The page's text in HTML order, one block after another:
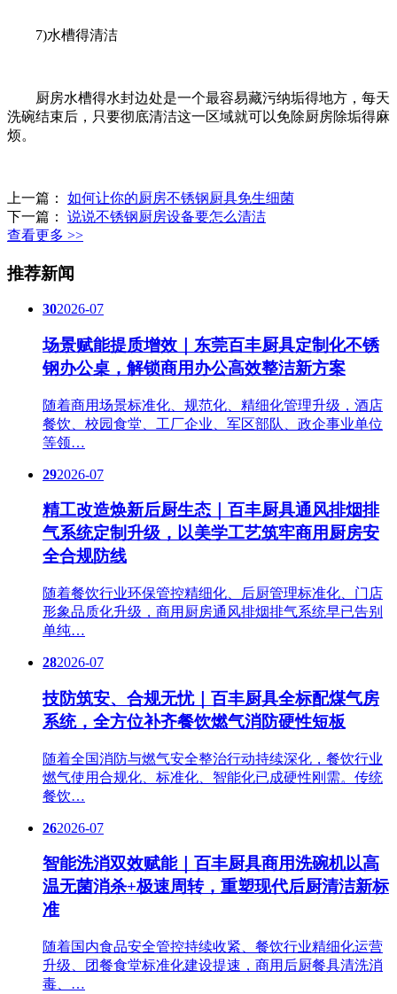
7)水槽得清洁
厨房水槽得水封边处是一个最容易藏污纳垢得地方，每天
洗碗结束后，只要彻底清洁这一区域就可以免除厨房除垢得麻
烦。
上一篇： 如何让你的厨房不锈钢厨具免生细菌
下一篇： 说说不锈钢厨房设备要怎么清洁
查看更多 >>
推荐新闻
302026-07
场景赋能提质增效｜东莞百丰厨具定制化不锈
钢办公桌，解锁商用办公高效整洁新方案
随着商用场景标准化、规范化、精细化管理升级，酒店
餐饮、校园食堂、工厂企业、军区部队、政企事业单位
等领…
292026-07
精工改造焕新后厨生态｜百丰厨具通风排烟排
气系统定制升级，以美学工艺筑牢商用厨房安
全合规防线
随着餐饮行业环保管控精细化、后厨管理标准化、门店
形象品质化升级，商用厨房通风排烟排气系统早已告别
单纯…
282026-07
技防筑安、合规无忧｜百丰厨具全标配煤气房
系统，全方位补齐餐饮燃气消防硬性短板
随着全国消防与燃气安全整治行动持续深化，餐饮行业
燃气使用合规化、标准化、智能化已成硬性刚需。传统
餐饮…
262026-07
智能洗消双效赋能｜百丰厨具商用洗碗机以高
温无菌消杀+极速周转，重塑现代后厨清洁新标
准
随着国内食品安全管控持续收紧、餐饮行业精细化运营
升级、团餐食堂标准化建设提速，商用后厨餐具清洗消
毒、…